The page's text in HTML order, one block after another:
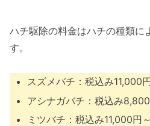
ハチ駆除の料金はハチの種類に
す。
スズメバチ：税込み11,000
アシナガバチ：税込み
ミツバチ：税込み11,000円～